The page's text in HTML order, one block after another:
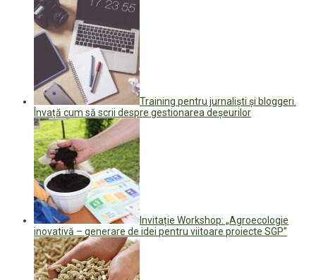
Training pentru jurnaliști și bloggeri.
Învață cum să scrii despre gestionarea deșeurilor
Invitație Workshop: „Agroecologie
inovativă – generare de idei pentru viitoare proiecte SGP”